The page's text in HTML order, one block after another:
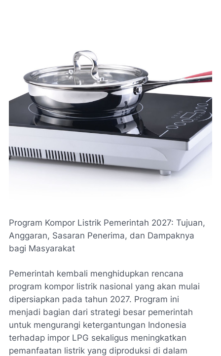
Program Kompor Listrik Pemerintah 2027: Tujuan,
Anggaran, Sasaran Penerima, dan Dampaknya
bagi Masyarakat
Pemerintah kembali menghidupkan rencana
program kompor listrik nasional yang akan mulai
dipersiapkan pada tahun 2027. Program ini
menjadi bagian dari strategi besar pemerintah
untuk mengurangi ketergantungan Indonesia
terhadap impor LPG sekaligus meningkatkan
pemanfaatan listrik yang diproduksi di dalam